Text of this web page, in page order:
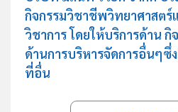
กิจกรรมวิชาชีพวิทยาศาสตร์
วิชาการ โดยให้บริการด้าน
ด้านการบริหารจัดการอื่นๆซึ่
ที่อื่น